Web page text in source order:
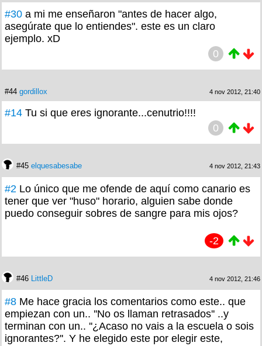
#30 a mi me enseñaron "antes de hacer algo,
asegúrate que lo entiendes". este es un claro
ejemplo. xD
0
#44 gordillox 4 nov 2012, 21:40
#14 Tu si que eres ignorante...cenutrio!!!!
0
#45 elquesabesabe 4 nov 2012, 21:43
#2 Lo único que me ofende de aquí como canario es
tener que ver "huso" horario, alguien sabe donde
puedo conseguir sobres de sangre para mis ojos?
-2
#46 LittleD 4 nov 2012, 21:46
#8 Me hace gracia los comentarios como este.. que
empiezan con un.. ''No os llaman retrasados'' ..y
terminan con un.. ''¿Acaso no vais a la escuela o sois
ignorantes?''. Y he elegido este por elegir este,